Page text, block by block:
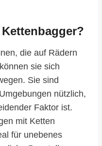
die auf Rädern
sie sich
Sie sind
nützlich,
Faktor ist.
mit Ketten
für unebenes